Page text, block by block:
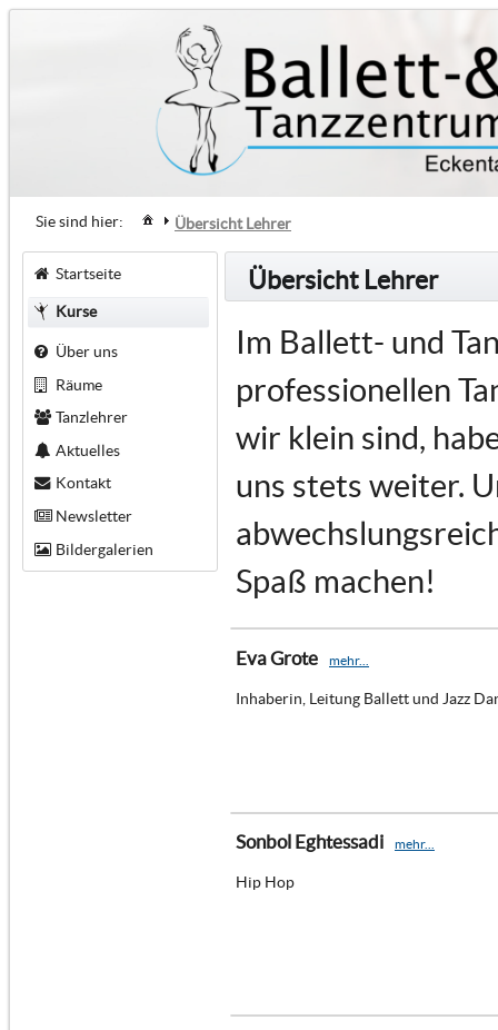
Sie sind hier: Übersicht Lehrer
Startseite
Kurse
Über uns
Räume
Tanzlehrer
Aktuelles
Kontakt
Newsletter
Bildergalerien
Übersicht Lehrer
Im Ballett- und
professionellen
wir klein sind,
uns stets weiter.
Spaß machen!
Eva Grote mehr...
Inhaberin, Leitung Ballett und Jazz
Sonbol Eghtessadi mehr...
Hip Hop